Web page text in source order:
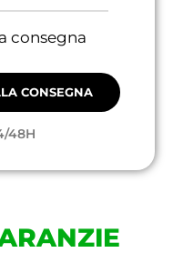
consegna
CONSEGNA
48H